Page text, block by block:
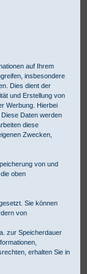
fuego
auf Ihrem
insbesondere
Dies dient der
und Erstellung von
Werbung. Hierbei
Daten werden
diese
Zwecken,
von und
oben
Sie können
von
zur Speicherdauer
erhalten Sie in